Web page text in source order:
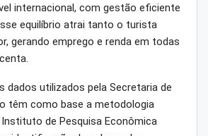
internacional, com gestão eficiente
equilíbrio atrai tanto o turista
gerando emprego e renda em todas
dados utilizados pela Secretaria de
têm como base a metodologia
de Pesquisa Econômica